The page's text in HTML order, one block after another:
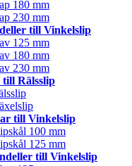
180 mm
230 mm
till Vinkelslip
125 mm
180 mm
230 mm
till Rälsslip
till Vinkelslip
100 mm
125 mm
till Vinkelslip